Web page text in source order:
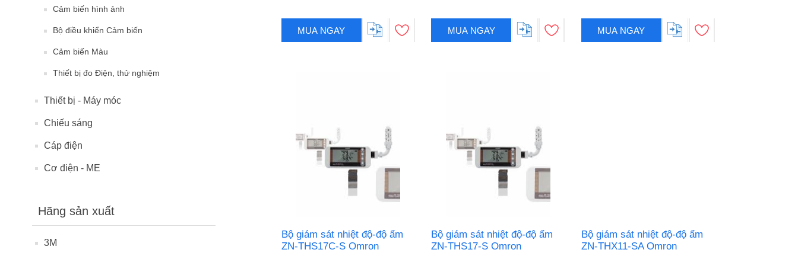
Cảm biến hình ảnh
Bộ điều khiển Cảm biến
Cảm biến Màu
Thiết bị đo Điện, thử nghiệm
Thiết bị - Máy móc
Chiếu sáng
Cáp điện
Cơ điện - ME
Hãng sản xuất
3M
MUA NGAY MUA NGAY MUA NGAY
Bộ giám sát nhiệt độ-độ ẩm
ZN-THS17C-S Omron
Bộ giám sát nhiệt độ-độ ẩm
ZN-THS17-S Omron
Bộ giám sát nhiệt độ-độ ẩm
ZN-THX11-SA Omron